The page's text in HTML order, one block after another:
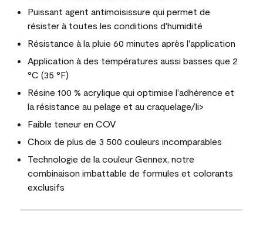
Puissant agent antimoisissure qui permet de
résister à toutes les conditions d'humidité
Résistance à la pluie 60 minutes après l'application
Application à des températures aussi basses que 2
°C (35 °F)
Résine 100 % acrylique qui optimise l'adhérence et
la résistance au pelage et au craquelage/li>
Faible teneur en COV
Choix de plus de 3 500 couleurs incomparables
Technologie de la couleur Gennex, notre
combinaison imbattable de formules et colorants
exclusifs